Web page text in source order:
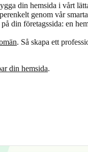
din hemsida i vårt
genom vår smarta
din företagssida: en
. Så skapa ett
din hemsida.